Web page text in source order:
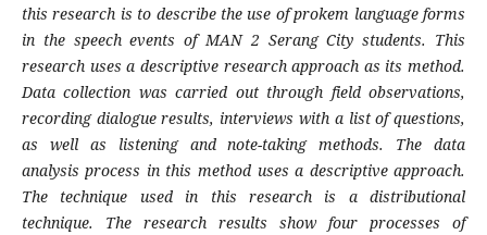
this research is to describe the use of prokem language forms
in the speech events of MAN 2 Serang City students. This
research uses a descriptive research approach as its method.
Data collection was carried out through field observations,
recording dialogue results, interviews with a list of questions,
as well as listening and note-taking methods. The data
analysis process in this method uses a descriptive approach.
The technique used in this research is a distributional
technique. The research results show four processes of